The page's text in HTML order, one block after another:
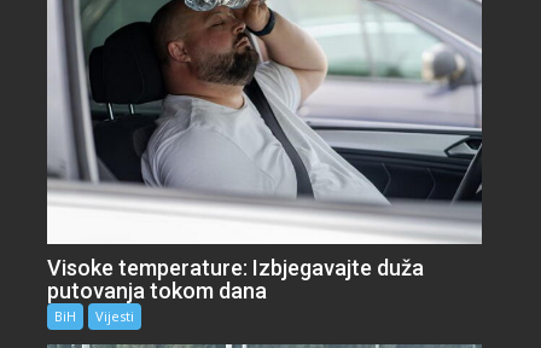
Visoke temperature: Izbjegavajte duža
putovanja tokom dana
BiH Vijesti